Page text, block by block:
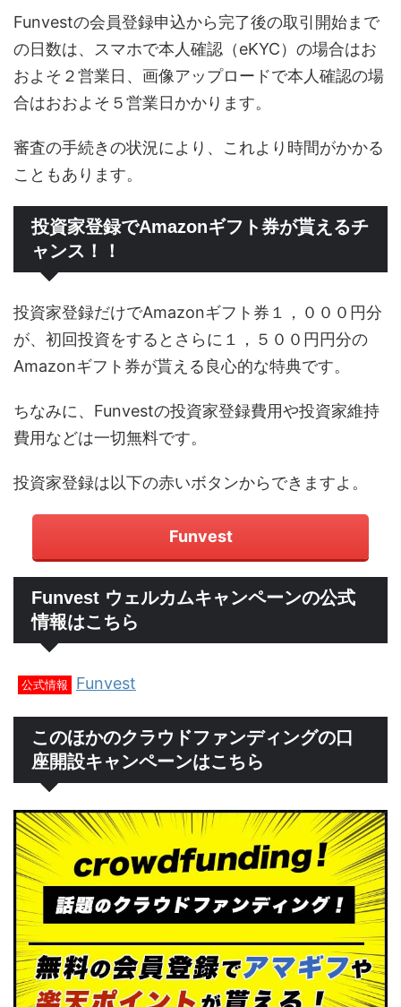
Funvestの会員登録申込から完了後の取引開始まで
の日数は、スマホで本人確認（eKYC）の場合はお
およそ２営業日、画像アップロードで本人確認の場
合はおおよそ５営業日かかります。
審査の手続きの状況により、これより時間がかかる
こともあります。
投資家登録でAmazonギフト券が貰えるチ
ャンス！！
投資家登録だけでAmazonギフト券１，０００円分
が、初回投資をするとさらに１，５００円円分の
Amazonギフト券が貰える良心的な特典です。
ちなみに、Funvestの投資家登録費用や投資家維持
費用などは一切無料です。
投資家登録は以下の赤いボタンからできますよ。
Funvest
Funvest ウェルカムキャンペーンの公式
情報はこちら
公式情報 Funvest
このほかのクラウドファンディングの口
座開設キャンペーンはこちら